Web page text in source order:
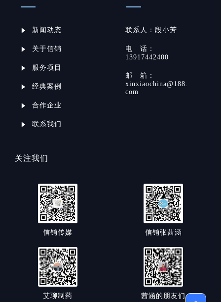
新闻动态
关于信销
服务项目
经典案例
合作企业
联系我们
联系 人： 段小芳
电
话：
13917442400
邮
箱：
xinxiaochina@188.
com
关注我们
信销传媒 信销张茜涵
艾聊制药 茜涵的朋友们